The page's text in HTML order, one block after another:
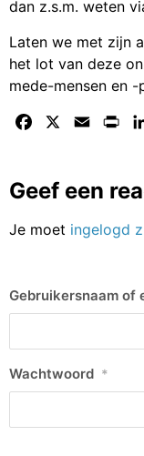
dan z.s.m. weten
Laten we met zijn
het lot van deze
mede-mensen en -
Facebook Email
Geef een
Je moet ingelogd
Gebruikersnaam of
Wachtwoord *